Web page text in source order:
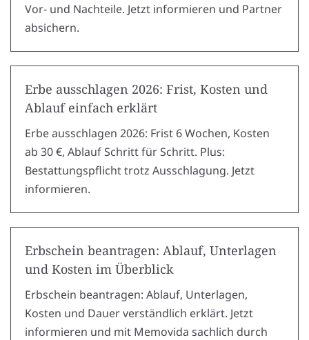
Vor- und Nachteile. Jetzt informieren und Partner
absichern.
Erbe ausschlagen 2026: Frist, Kosten und
Ablauf einfach erklärt
Erbe ausschlagen 2026: Frist 6 Wochen, Kosten
ab 30 €, Ablauf Schritt für Schritt. Plus:
Bestattungspflicht trotz Ausschlagung. Jetzt
informieren.
Erbschein beantragen: Ablauf, Unterlagen
und Kosten im Überblick
Erbschein beantragen: Ablauf, Unterlagen,
Kosten und Dauer verständlich erklärt. Jetzt
informieren und mit Memovida sachlich durch